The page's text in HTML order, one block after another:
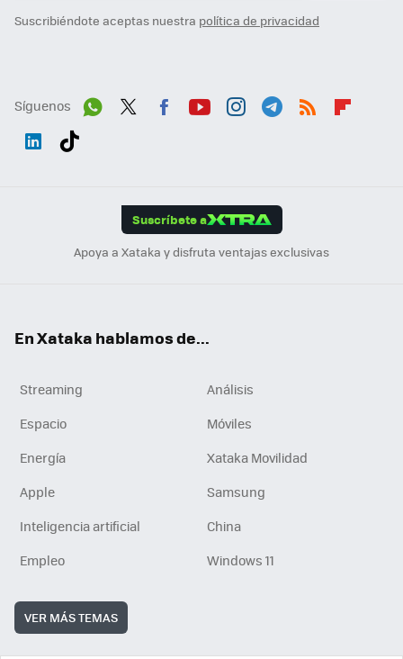
Suscribiéndote aceptas nuestra política de privacidad
Síguenos
Suscríbete a
Apoya a Xataka y disfruta ventajas exclusivas
En Xataka hablamos de...
Streaming
Análisis
Espacio
Móviles
Energía
Xataka Movilidad
Apple
Samsung
Inteligencia artificial
China
Empleo
Windows 11
VER MÁS TEMAS